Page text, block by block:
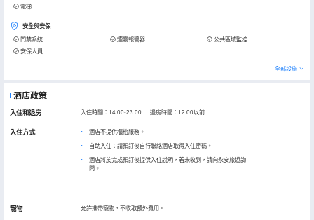
電梯
安全與安保
門禁系統 煙霧報警器
公共區域監控
安保人員
全部設施
酒店政策
入住和退房 入住時間：14:00-23:00 退房時間：12:00以前
入住方式
酒店不提供櫃枱服務。
自助入住：請預訂後自行聯絡酒店取得入住密碼。
酒店將於完成預訂後提供入住說明，若未收到，請向永安旅遊詢
問。
寵物 允許攜帶寵物，不收取額外費用。